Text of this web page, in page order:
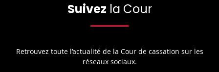
Suivez la Cour
Retrouvez toute l’actualité de la Cour de cassation sur les
réseaux sociaux.